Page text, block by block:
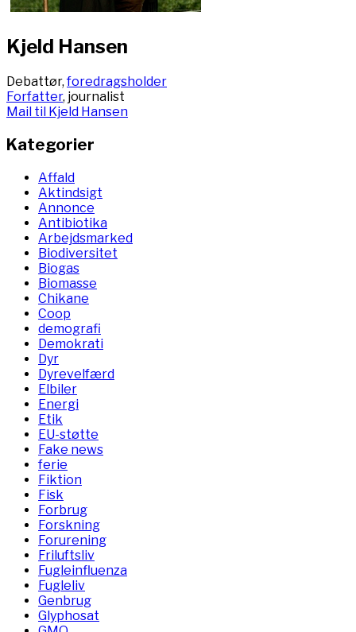
Kjeld Hansen
Debattør,foredragsholder
Forfatter, journalist
Mail til Kjeld Hansen
Kategorier
Affald
Aktindsigt
Annonce
Antibiotika
Arbejdsmarked
Biodiversitet
Biogas
Biomasse
Chikane
Coop
demografi
Demokrati
Dyr
Dyrevelfærd
Elbiler
Energi
Etik
EU-støtte
Fake news
ferie
Fiktion
Fisk
Forbrug
Forskning
Forurening
Friluftsliv
Fugleinfluenza
Fugleliv
Genbrug
Glyphosat